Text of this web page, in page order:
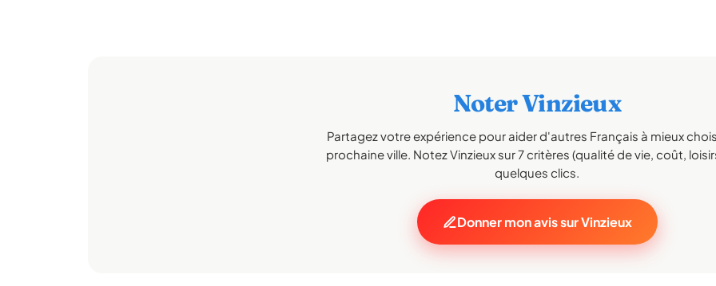
Noter Vinzieux
Partagez votre expérience pour aider d'autres Français à mieux
prochaine ville. Notez Vinzieux sur 7 critères (qualité de vie, coût,
quelques clics.
Donner mon avis sur Vinzieux